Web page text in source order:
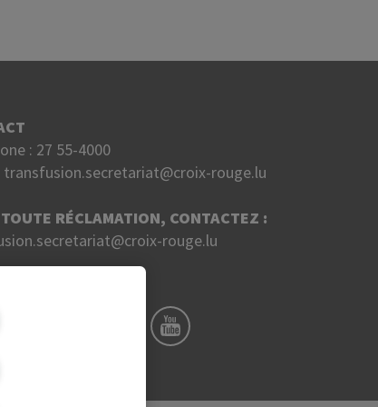
: 27 55-4000
transfusion.secretariat@croix-rouge.lu
RÉCLAMATION, CONTACTEZ :
rouge.lu